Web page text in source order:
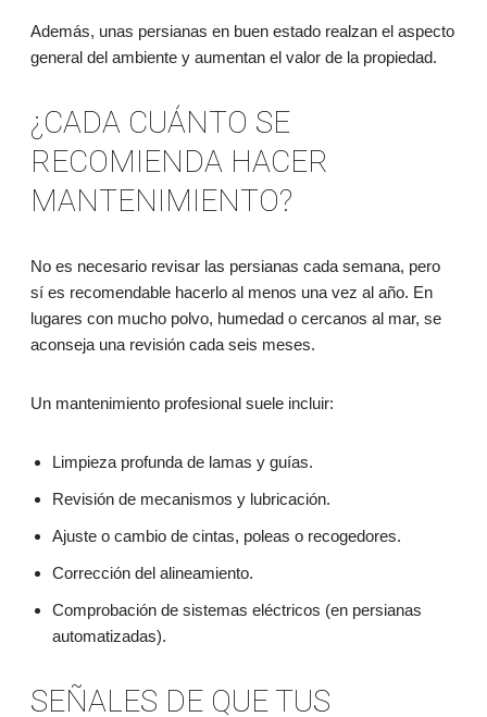
Además, unas persianas en buen estado realzan el aspecto
general del ambiente y aumentan el valor de la propiedad.
¿CADA CUÁNTO SE
RECOMIENDA HACER
MANTENIMIENTO?
No es necesario revisar las persianas cada semana, pero
sí es recomendable hacerlo al menos una vez al año. En
lugares con mucho polvo, humedad o cercanos al mar, se
aconseja una revisión cada seis meses.
Un mantenimiento profesional suele incluir:
Limpieza profunda de lamas y guías.
Revisión de mecanismos y lubricación.
Ajuste o cambio de cintas, poleas o recogedores.
Corrección del alineamiento.
Comprobación de sistemas eléctricos (en persianas
automatizadas).
SEÑALES DE QUE TUS